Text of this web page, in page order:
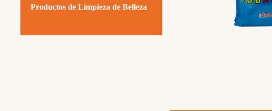
Productos de Limpieza de Belleza